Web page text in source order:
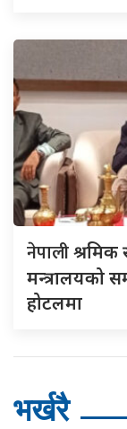
नेपालीश्रमिक
मन्त्रालयको
होटलमा
भर्खरै